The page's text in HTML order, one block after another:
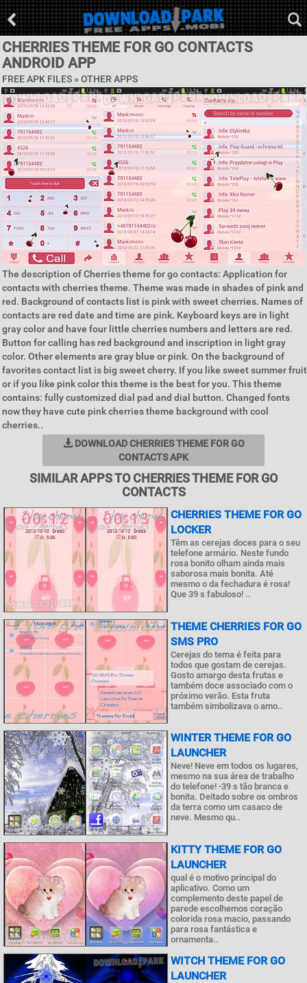
CHERRIES THEME FOR GO CONTACTS
ANDROID APP
FREE APK FILES » OTHER APPS
The description of Cherries theme for go contacts: Application for
contacts with cherries theme. Theme was made in shades of pink and
red. Background of contacts list is pink with sweet cherries. Names of
contacts are red date and time are pink. Keyboard keys are in light
gray color and have four little cherries numbers and letters are red.
Button for calling has red background and inscription in light gray
color. Other elements are gray blue or pink. On the background of
favorites contact list is big sweet cherry. If you like sweet summer fruit
or if you like pink color this theme is the best for you. This theme
contains: fully customized dial pad and dial button. Changed fonts
now they have cute pink cherries theme background with cool
cherries..
DOWNLOAD CHERRIES THEME FOR GO
CONTACTS APK
SIMILAR APPS TO CHERRIES THEME FOR GO
CONTACTS
CHERRIES THEME FOR GO
LOCKER
Têm as cerejas doces para o seu
telefone armário. Neste fundo
rosa bonito olham ainda mais
saborosa mais bonita. Até
mesmo o da fechadura é rosa!
Que 39 s fabuloso! ..
THEME CHERRIES FOR GO
SMS PRO
Cerejas do tema é feita para
todos que gostam de cerejas.
Gosto amargo desta frutas e
também doce associado com o
próximo verão. Esta fruta
também simbolizava o amo..
WINTER THEME FOR GO
LAUNCHER
Neve! Neve em todos os lugares,
mesmo na sua área de trabalho
do telefone! -39 s tão branca e
bonita. Deitado sobre os ombros
da terra como um casaco de
neve. Mesmo qu..
KITTY THEME FOR GO
LAUNCHER
qual é o motivo principal do
aplicativo. Como um
complemento deste papel de
parede escolhemos coração
colorida rosa macio, passando
para rosa fantástica e
ornamenta..
WITCH THEME FOR GO
LAUNCHER